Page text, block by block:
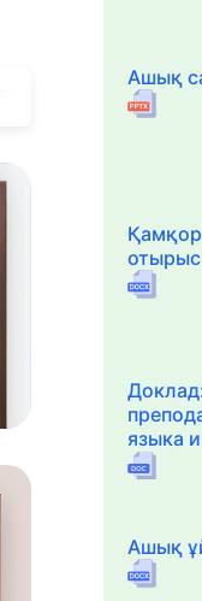
Ашық
языка
Ашық